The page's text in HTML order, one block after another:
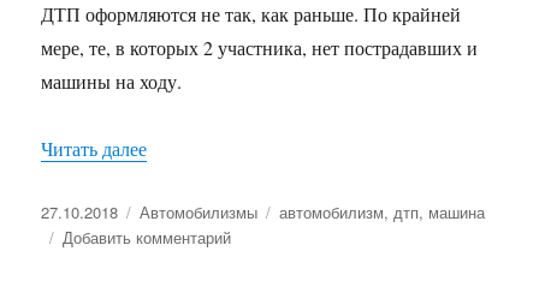
ДТП оформляются не так, как раньше. По крайней
мере, те, в которых 2 участника, нет пострадавших и
машины на ходу.
Читать далее
Опубликовано
27.10.2018 Рубрики
Автомобилизмы Метки
автомобилизм,дтп, машина
Добавить комментарий